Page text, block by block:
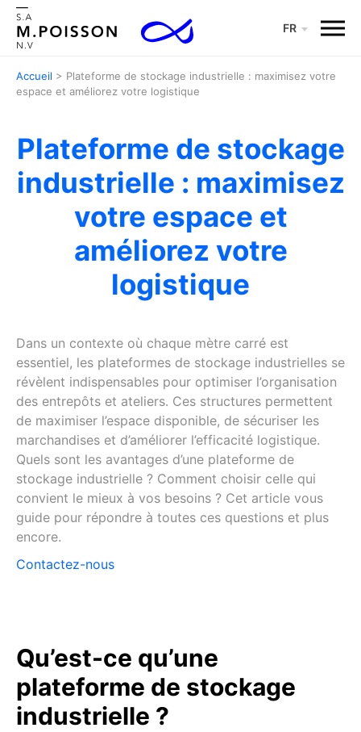
FR Menu
Accueil > Plateforme de stockage industrielle : maximisez votre
espace et améliorez votre logistique
Plateforme de stockage
industrielle : maximisez
votre espace et
améliorez votre
logistique
Dans un contexte où chaque mètre carré est
essentiel, les plateformes de stockage industrielles se
révèlent indispensables pour optimiser l’organisation
des entrepôts et ateliers. Ces structures permettent
de maximiser l’espace disponible, de sécuriser les
marchandises et d’améliorer l’efficacité logistique.
Quels sont les avantages d’une plateforme de
stockage industrielle ? Comment choisir celle qui
convient le mieux à vos besoins ? Cet article vous
guide pour répondre à toutes ces questions et plus
encore.
Contactez-nous
Qu’est-ce qu’une
plateforme de stockage
industrielle ?